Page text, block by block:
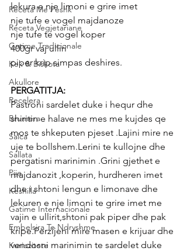
Receta Me Peshk
Receta Vegjetariane
Gatime Tradicionale
Kek & Biskota
Akullore
Recelera
Brumera
Salca
Sallata
Pije
Keshilla
Gatime Internacionale
Embelsira Te Ndryshme
Kuriozitete
lekura e nje limoni e grire imet
nje tufe e vogel majdanoze
nje tufe te vogel koper
400gr vaj ulliri
piper krip simpas deshires.
PERGATITJA:
Pastroni sardelet duke i hequr dhe
shiritin e halave ne mes me kujdes qe
mos te shkeputen pjeset .Lajini mire ne
uje te bollshem.Lerini te kullojne dhe
pergatisni marinimin .Grini gjethet e
majdanozit ,koperin, hurdheren imet
dhe i shtoni lengun e limonave dhe
lekuren e nje limoni te grire imet me
vajin e ullirit,shtoni pak piper dhe pak
kripe.Perzijeni mire masen e krijuar dhe
vendosni marinimin te sardelet duke